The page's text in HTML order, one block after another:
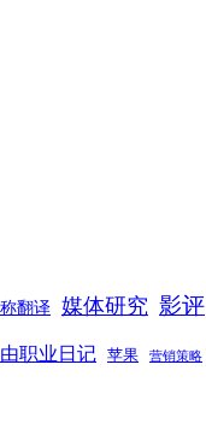
翻译 媒体研究 影评
职业日记 苹果 营销策略